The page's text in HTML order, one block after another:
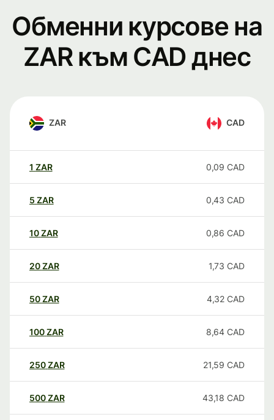
Обменни курсове на
ZAR към CAD днес
ZAR CAD
1 ZAR 0,09 CAD
5 ZAR 0,43 CAD
10ZAR 0,86 CAD
20ZAR 1,73 CAD
50ZAR 4,32 CAD
100ZAR 8,64 CAD
250ZAR 21,59 CAD
500ZAR 43,18 CAD